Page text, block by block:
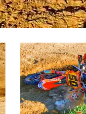
KTM
Chris
2005-